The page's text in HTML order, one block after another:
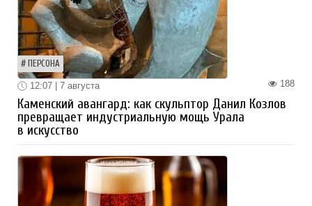
ПЕРСОНА
188
12:07 | 7 августа
Каменский авангард: как скульптор Данил Козлов
превращает индустриальную мощь Урала
в искусство